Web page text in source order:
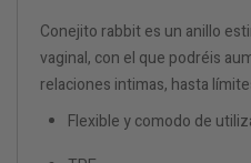
Conejito rabbit es un anillo
vaginal, con el que podréis
relaciones intimas, hasta
Flexible y comodo de